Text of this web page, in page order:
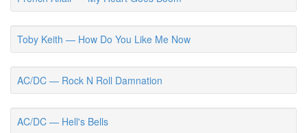
Toby Keith — How Do You Like Me Now
AC/DC — Rock N Roll Damnation
AC/DC — Hell's Bells